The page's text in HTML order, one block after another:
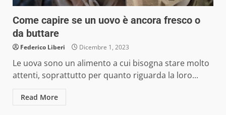
Come capire se un uovo è ancora fresco o
da buttare
Federico Liberi Dicembre 1, 2023
Le uova sono un alimento a cui bisogna stare molto
attenti, soprattutto per quanto riguarda la loro...
Read More